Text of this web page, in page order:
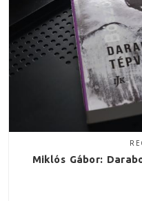
Miklós Gábor: